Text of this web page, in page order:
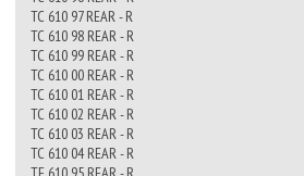
TC 610 97 REAR - R
TC 610 98 REAR - R
TC 610 99 REAR - R
TC 610 00 REAR - R
TC 610 01 REAR - R
TC 610 02 REAR - R
TC 610 03 REAR - R
TC 610 04 REAR - R